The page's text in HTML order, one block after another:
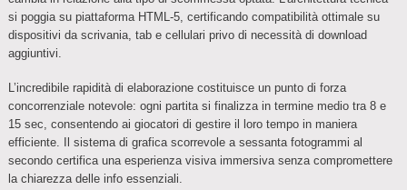
si poggia su piattaforma HTML-5, certificando compatibilità ottimale su
dispositivi da scrivania, tab e cellulari privo di necessità di download
aggiuntivi.
L’incredibile rapidità di elaborazione costituisce un punto di forza
concorrenziale notevole: ogni partita si finalizza in termine medio tra 8 e
15 sec, consentendo ai giocatori di gestire il loro tempo in maniera
efficiente. Il sistema di grafica scorrevole a sessanta fotogrammi al
secondo certifica una esperienza visiva immersiva senza compromettere
la chiarezza delle info essenziali.